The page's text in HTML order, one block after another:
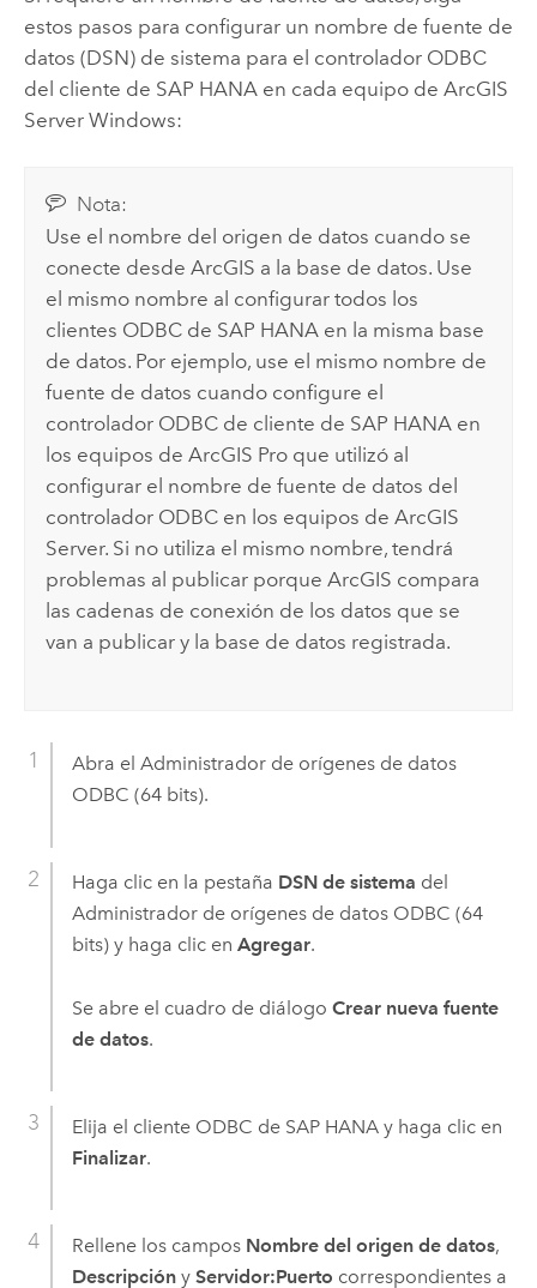
estos pasos para configurar un nombre de fuente de
datos (DSN) de sistema para el controlador ODBC
del cliente de SAP HANA en cada equipo de ArcGIS
Server Windows:
Nota:
Use el nombre del origen de datos cuando se
conecte desde ArcGIS a la base de datos. Use
el mismo nombre al configurar todos los
clientes ODBC de SAP HANA en la misma base
de datos. Por ejemplo, use el mismo nombre de
fuente de datos cuando configure el
controlador ODBC de cliente de SAP HANA en
los equipos deArcGIS Pro que utilizó al
configurar el nombre de fuente de datos del
controlador ODBC en los equipos deArcGIS
Server. Si no utiliza el mismo nombre, tendrá
problemas al publicar porque ArcGIS compara
las cadenas de conexión de los datos que se
van a publicar y la base de datos registrada.
Abra el Administrador de orígenes de datos
ODBC (64 bits).
Haga clic en la pestaña DSN de sistema del
Administrador de orígenes de datos ODBC (64
bits) y haga clic en Agregar.
Se abre el cuadro de diálogo Crear nueva fuente
de datos.
Elija el cliente ODBC de SAP HANAy haga clic en
Finalizar.
Rellene los campos Nombre del origen de datos,
Descripcióny Servidor:Puerto correspondientes a